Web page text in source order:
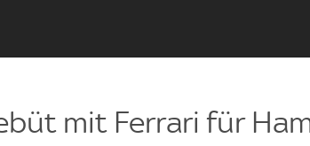
mit Ferrari für